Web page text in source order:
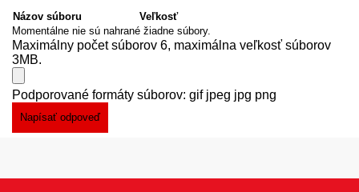
Názov súboru
Veľkosť
Momentálne nie sú nahrané žiadne súbory.
Maximálny počet súborov 6, maximálna veľkosť súborov
3MB.
Podporované formáty súborov: gif jpeg jpg png